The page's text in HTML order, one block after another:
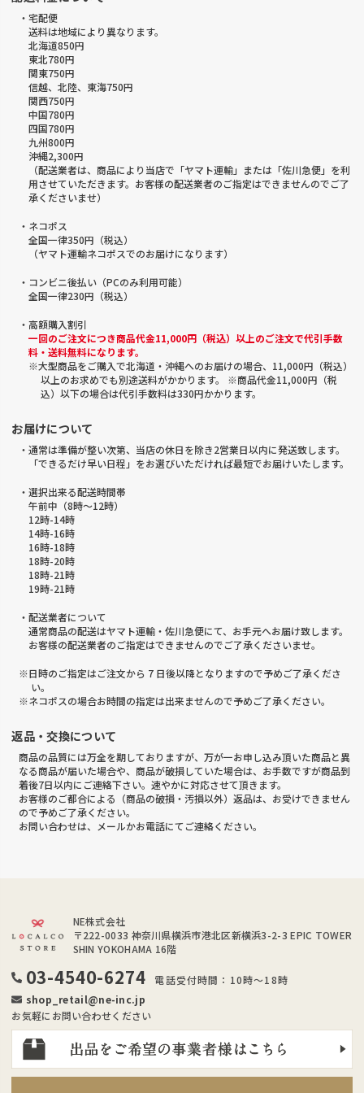
・宅配便
送料は地域により異なります。
北海道850円
東北780円
関東750円
信越、北陸、東海750円
関西750円
中国780円
四国780円
九州800円
沖縄2,300円
（配送業者は、商品により当店で「ヤマト運輸」または「佐川急便」を利
用させていただきます。お客様の配送業者のご指定はできませんのでご了
承くださいませ）
・ネコポス
全国一律350円（税込）
（ヤマト運輸ネコポスでのお届けになります）
・コンビニ後払い（PCのみ利用可能）
全国一律230円（税込）
・高額購入割引
一回のご注文につき商品代金11,000円（税込）以上のご注文で代引手数
料・送料無料になります。
※大型商品をご購入で北海道・沖縄へのお届けの場合、11,000円（税込）
以上のお求めでも別途送料がかかります。 ※商品代金11,000円（税
込）以下の場合は代引手数料は330円かかります。
お届けについて
・通常は準備が整い次第、当店の休日を除き2営業日以内に発送致します。
「できるだけ早い日程」をお選びいただければ最短でお届けいたします。
・選択出来る配送時間帯
午前中（8時～12時）
12時-14時
14時-16時
16時-18時
18時-20時
18時-21時
19時-21時
・配送業者について
通常商品の配送はヤマト運輸・佐川急便にて、お手元へお届け致します。
お客様の配送業者のご指定はできませんのでご了承くださいませ。
※日時のご指定はご注文から 7 日後以降となりますので予めご了承くださ
い。
※ネコポスの場合お時間の指定は出来ませんので予めご了承ください。
返品・交換について
商品の品質には万全を期しておりますが、万が一お申し込み頂いた商品と異
なる商品が届いた場合や、商品が破損していた場合は、お手数ですが商品到
着後7日以内にご連絡下さい。速やかに対応させて頂きます。
お客様のご都合による（商品の破損・汚損以外）返品は、お受けできません
ので予めご了承ください。
お問い合わせは、メールかお電話にてご連絡ください。
NE株式会社
〒222-0033 神奈川県横浜市港北区新横浜3-2-3 EPIC TOWER
SHIN YOKOHAMA 16階
03-4540-6274
電話受付時間：10時～18時
shop_retail@ne-inc.jp
お気軽にお問い合わせください